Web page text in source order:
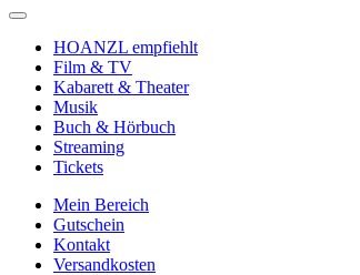
HOANZL empfiehlt
Film & TV
Kabarett & Theater
Musik
Buch & Hörbuch
Streaming
Tickets
Mein Bereich
Gutschein
Kontakt
Versandkosten